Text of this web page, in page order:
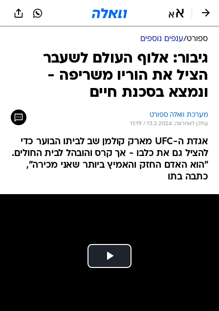
ספורט/ענפים נוספים
גיבור: אלוף העולם לשעבר
הציל את הוריו משריפה -
ונמצא בסכנת חיים
מערכת וואלה ספורט
עודכן לאחרונה: 13.3.2024 / 11:19
אגדת ה-UFC מארק קולמן שב לביתו הבוער כדי
להציל גם את כלבו - אך קרס והובהל לבית החולים.
"הוא האדם החזק והאמיץ ביותר שאני מכירה",
כתבה בתו